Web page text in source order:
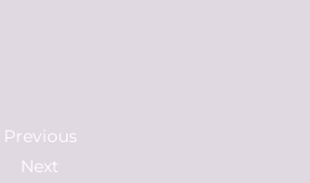
Previous
Next